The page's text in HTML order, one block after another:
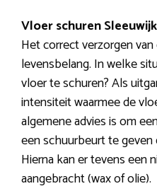
Vloer schuren
Het correct verzorgen
levensbelang. In welke
vloer te schuren? Als
intensiteit waarmee de
algemene advies is om
een schuurbeurt te
Hierna kan er tevens een
aangebracht (wax of olie).